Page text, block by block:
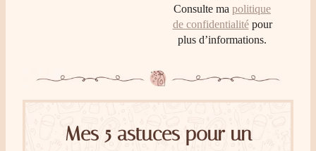
Consulte ma politique
de confidentialitépour
plus d’informations.
Mes 5 astuces pour un